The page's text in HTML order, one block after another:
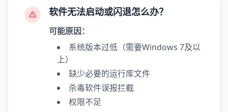
软件无法启动或闪退怎么办？
可能原因：
系统版本过低（需要Windows 7及以
上）
缺少必要的运行库文件
杀毒软件误报拦截
权限不足